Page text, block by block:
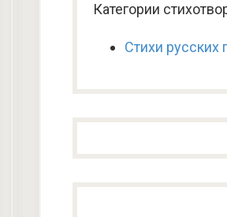
Категории
Стихи русских